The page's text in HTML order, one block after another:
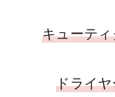
キューテ
ドライ